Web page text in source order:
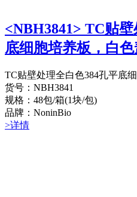
<NBH3841> TC贴
底细胞培养板，白
TC贴壁处理全白色384孔平底
货号：NBH3841
规格：48包/箱(1块/包)
品牌：NoninBio
>详情